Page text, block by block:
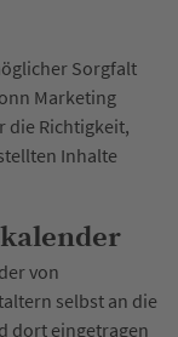
Sorgfalt
Marketing
die Richtigkeit,
Inhalte
von
selbst an die
dort eingetragen